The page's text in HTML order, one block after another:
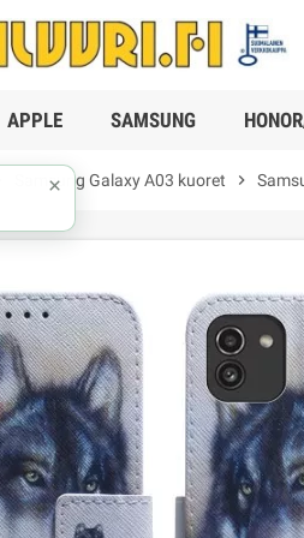
APPLE SAMSUNG
Samsung Galaxy A03 kuoret chevron_right
×